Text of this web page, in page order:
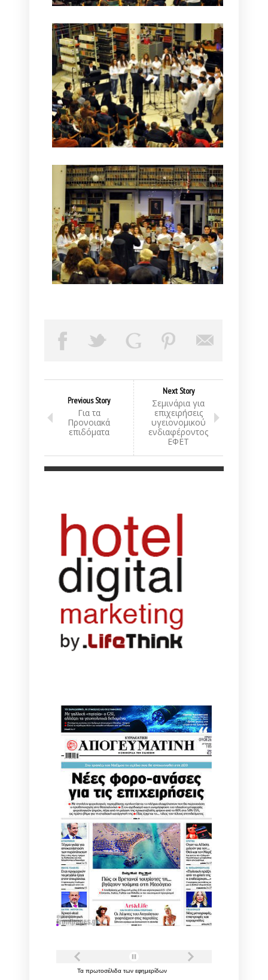
Previous Story
Για τα
Προνοιακά
επιδόματα
Next Story
Σεμινάρια για
επιχειρήσεις
υγειονομικού
ενδιαφέροντος
ΕΦΕΤ
Τα πρωτοσέλιδα των εφημερίδων